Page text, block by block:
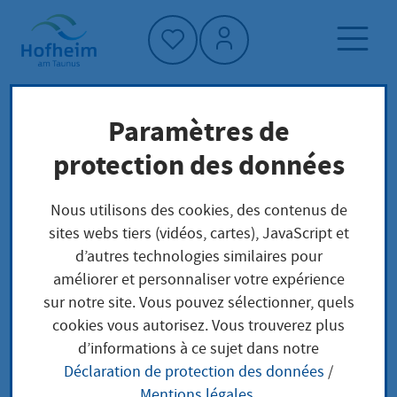
Accueil"
Page d'accueil
Trouver un service
Préoccupations locales
Befahren nicht schiffbarer Gewässer -
Zulassung
Befahren nicht
schiffbarer Gewässer -
Paramètres de
protection des données
Nous utilisons des cookies, des contenus de
sites webs tiers (vidéos, cartes), JavaScript et
d’autres technologies similaires pour
améliorer et personnaliser votre expérience
sur notre site. Vous pouvez sélectionner, quels
cookies vous autorisez. Vous trouverez plus
d’informations à ce sujet dans notre
Déclaration de protection des données /